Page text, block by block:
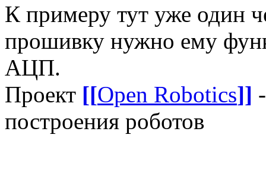
К примеру тут уже один
прошивку нужно ему
АЦП.
Проект [[Open Robotics]]
построения роботов